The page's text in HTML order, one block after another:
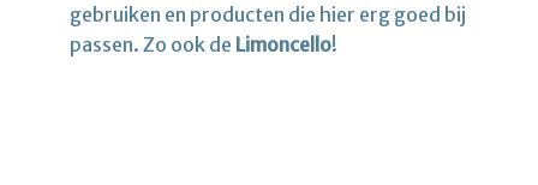
gebruiken en producten die hier erg goed bij
passen. Zo ook de Limoncello!